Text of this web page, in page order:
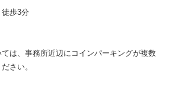
歩3分
は、事務所近辺にコインパーキングが複数
さい。